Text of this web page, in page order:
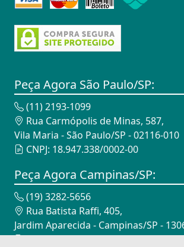
Peça Agora São Paulo/SP:
(11) 2193-1099
Rua Carmópolis de Minas, 587,
Vila Maria - São Paulo/SP - 02116-010
CNPJ: 18.947.338/0002-00
Peça Agora Campinas/SP:
(19) 3282-5656
Rua Batista Raffi, 405,
Jardim Aparecida - Campinas/SP -
CNPJ: 18.947.338/0003-82